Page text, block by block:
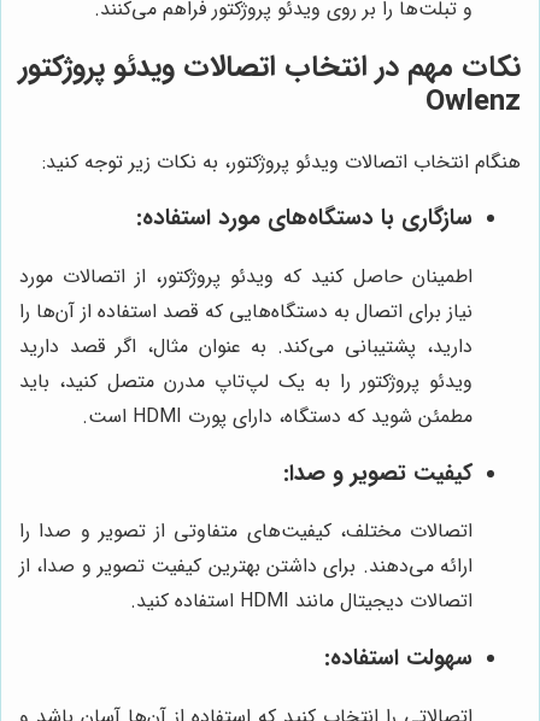
و تبلت‌ها را بر روی ویدئو پروژکتور فراهم می‌کنند.
نکات مهم در انتخاب اتصالات ویدئو پروژکتور
Owlenz
هنگام انتخاب اتصالات ویدئو پروژکتور، به نکات زیر توجه کنید:
سازگاری با دستگاه‌های مورد استفاده:
اطمینان حاصل کنید که ویدئو پروژکتور، از اتصالات مورد
نیاز برای اتصال به دستگاه‌هایی که قصد استفاده از آن‌ها را
دارید، پشتیبانی می‌کند. به عنوان مثال، اگر قصد دارید
ویدئو پروژکتور را به یک لپ‌تاپ مدرن متصل کنید، باید
مطمئن شوید که دستگاه، دارای پورت HDMI است.
کیفیت تصویر و صدا:
اتصالات مختلف، کیفیت‌های متفاوتی از تصویر و صدا را
ارائه می‌دهند. برای داشتن بهترین کیفیت تصویر و صدا، از
اتصالات دیجیتال مانند HDMI استفاده کنید.
سهولت استفاده: